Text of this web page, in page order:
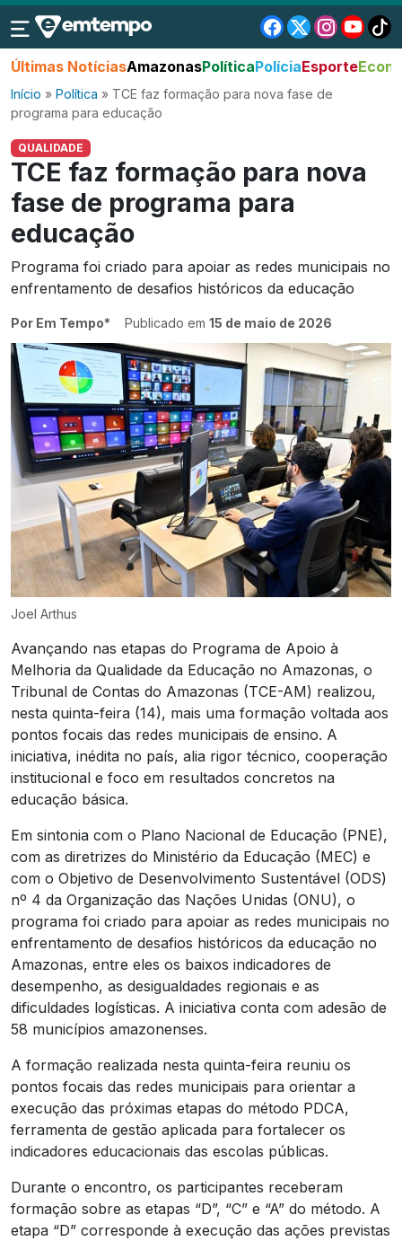
Últimas NotíciasAmazonasPolíticaPolíciaEsporte
Início » Política » TCE faz formação para nova fase de
programa para educação
QUALIDADE
TCE faz formação para nova
fase de programa para
educação
Programa foi criado para apoiar as redes municipais no
enfrentamento de desafios históricos da educação
Por Em Tempo* Publicado em 15 de maio de 2026
Joel Arthus
Avançando nas etapas do Programa de Apoio à
Melhoria da Qualidade da Educação no Amazonas, o
Tribunal de Contas do Amazonas (TCE-AM) realizou,
nesta quinta-feira (14), mais uma formação voltada aos
pontos focais das redes municipais de ensino. A
iniciativa, inédita no país, alia rigor técnico, cooperação
institucional e foco em resultados concretos na
educação básica.
Em sintonia com o Plano Nacional de Educação (PNE),
com as diretrizes do Ministério da Educação (MEC) e
com o Objetivo de Desenvolvimento Sustentável (ODS)
nº 4 da Organização das Nações Unidas (ONU), o
programa foi criado para apoiar as redes municipais no
enfrentamento de desafios históricos da educação no
Amazonas, entre eles os baixos indicadores de
desempenho, as desigualdades regionais e as
dificuldades logísticas. A iniciativa conta com adesão de
58 municípios amazonenses.
A formação realizada nesta quinta-feira reuniu os
pontos focais das redes municipais para orientar a
execução das próximas etapas do método PDCA,
ferramenta de gestão aplicada para fortalecer os
indicadores educacionais das escolas públicas.
Durante o encontro, os participantes receberam
formação sobre as etapas “D”, “C” e “A” do método. A
etapa “D” corresponde à execução das ações previstas